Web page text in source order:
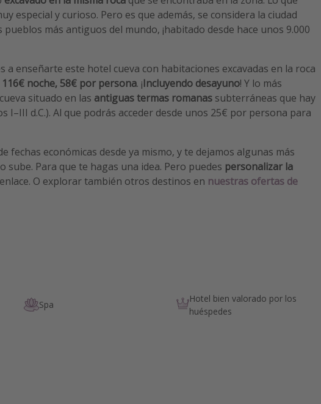
especial y curioso. Pero es que además, se considera la ciudad
pueblos más antiguos del mundo, ¡habitado desde hace unos 9.000
a enseñarte este hotel cueva con habitaciones excavadas en la roca
116€ noche, 58€ por persona. ¡Incluyendo desayuno! Y lo más
situado en las antiguastermas romanas subterráneas que hay
I–III d.C.). Al que podrás acceder desde unos 25€ por persona para
fechas económicas desde ya mismo, y te dejamos algunas más
sube. Para que te hagas una idea. Pero puedes personalizar la
O explorar también otros destinos en nuestras ofertas de
Spa
Hotel bien valorado por los
huéspedes